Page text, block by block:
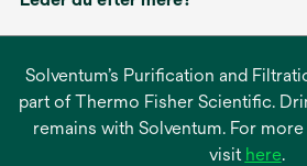
Solventum’s Purification and
part of Thermo Fisher Scientific.
remains with Solventum. For
visit here.